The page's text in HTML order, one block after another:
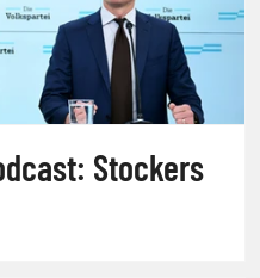
Stockers